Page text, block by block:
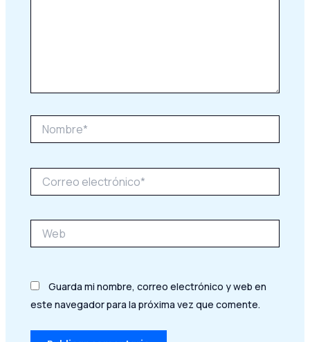
electrónico*
Guarda mi nombre, correo electrónico y web en
este navegador para la próxima vez que comente.